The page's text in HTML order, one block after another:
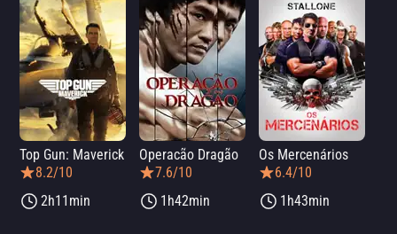
Top Gun: Maverick
8.2/10
2h11min
Operacão Dragão
7.6/10
1h42min
Os Mercenários
6.4/10
1h43min